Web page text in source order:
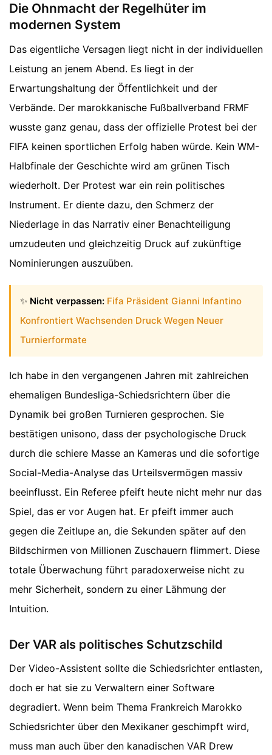
Die Ohnmacht der Regelhüter im
modernen System
Das eigentliche Versagen liegt nicht in der individuellen
Leistung an jenem Abend. Es liegt in der
Erwartungshaltung der Öffentlichkeit und der
Verbände. Der marokkanische Fußballverband FRMF
wusste ganz genau, dass der offizielle Protest bei der
FIFA keinen sportlichen Erfolg haben würde. Kein WM-
Halbfinale der Geschichte wird am grünen Tisch
wiederholt. Der Protest war ein rein politisches
Instrument. Er diente dazu, den Schmerz der
Niederlage in das Narrativ einer Benachteiligung
umzudeuten und gleichzeitig Druck auf zukünftige
Nominierungen auszuüben.
✨ Nicht verpassen: Fifa Präsident Gianni Infantino
Konfrontiert Wachsenden Druck Wegen Neuer
Turnierformate
Ich habe in den vergangenen Jahren mit zahlreichen
ehemaligen Bundesliga-Schiedsrichtern über die
Dynamik bei großen Turnieren gesprochen. Sie
bestätigen unisono, dass der psychologische Druck
durch die schiere Masse an Kameras und die sofortige
Social-Media-Analyse das Urteilsvermögen massiv
beeinflusst. Ein Referee pfeift heute nicht mehr nur das
Spiel, das er vor Augen hat. Er pfeift immer auch
gegen die Zeitlupe an, die Sekunden später auf den
Bildschirmen von Millionen Zuschauern flimmert. Diese
totale Überwachung führt paradoxerweise nicht zu
mehr Sicherheit, sondern zu einer Lähmung der
Intuition.
Der VAR als politisches Schutzschild
Der Video-Assistent sollte die Schiedsrichter entlasten,
doch er hat sie zu Verwaltern einer Software
degradiert. Wenn beim Thema Frankreich Marokko
Schiedsrichter über den Mexikaner geschimpft wird,
muss man auch über den kanadischen VAR Drew